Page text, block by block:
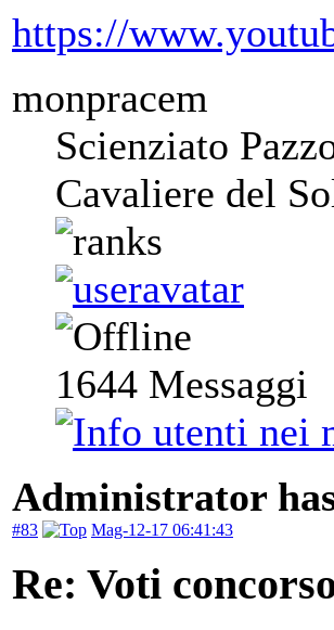
https://
monpracem
Scienziato
Cavaliere del
1644 Messaggi
Administrator
#83 Mag-12-17 06:41:43
Re: Voti